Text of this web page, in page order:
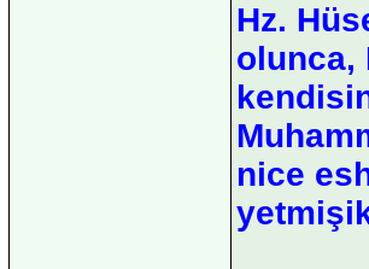
Hz.
olunca,
nice